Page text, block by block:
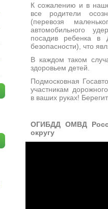
К сожалению и в
все родители
(перевозя
автомобильного
посадив ребенка в
безопасности), что
В каждом таком
здоровьем детей.
Подмосковная
участникам
в ваших руках!
ОГИБДД ОМВД
округу